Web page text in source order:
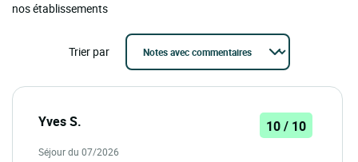
nos établissements
Trier par
Yves S. 10 / 10
Séjour du 07/2026